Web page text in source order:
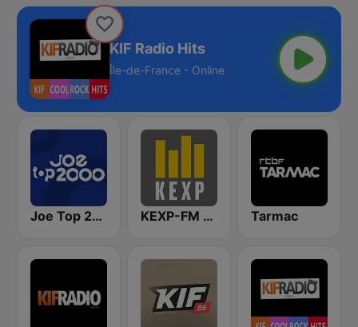
KIF Radio Hits
Île-de-France - Online
Joe Top 2000 KEXP-FM 90.3 Tarmac